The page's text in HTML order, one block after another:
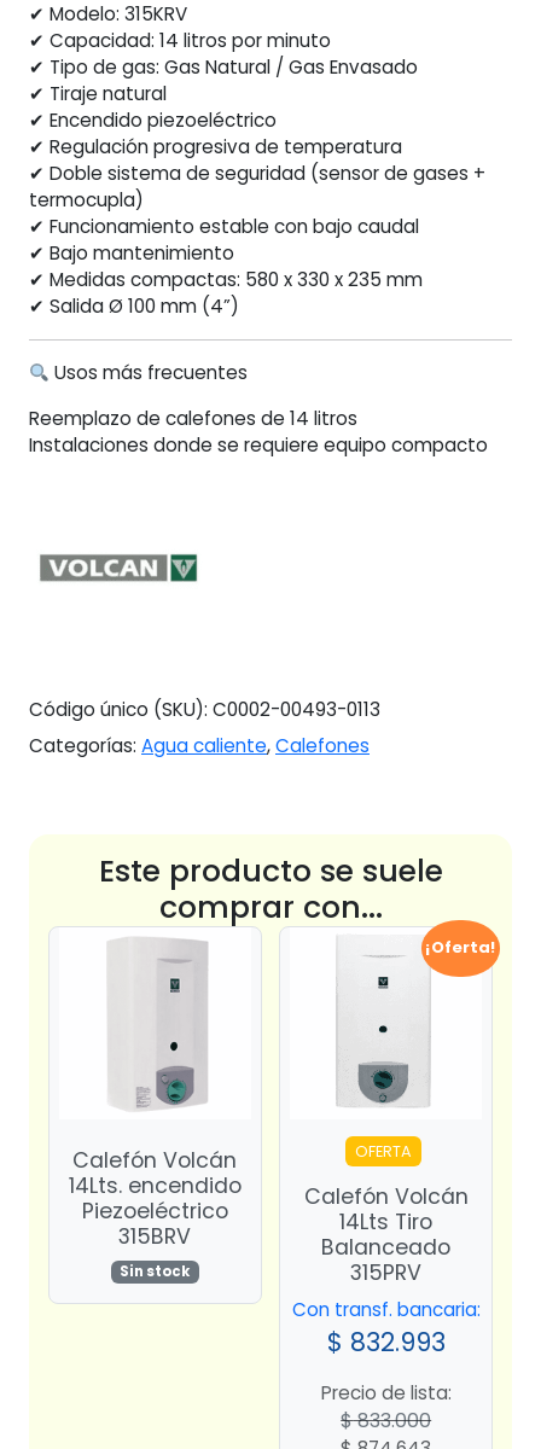
✔ Modelo: 315KRV
✔ Capacidad: 14 litros por minuto
✔ Tipo de gas: Gas Natural / Gas Envasado
✔ Tiraje natural
✔ Encendido piezoeléctrico
✔ Regulación progresiva de temperatura
✔ Doble sistema de seguridad (sensor de gases +
termocupla)
✔ Funcionamiento estable con bajo caudal
✔ Bajo mantenimiento
✔ Medidas compactas: 580 x 330 x 235 mm
✔ Salida Ø 100 mm (4”)
Usos más frecuentes
Reemplazo de calefones de 14 litros
Instalaciones donde se requiere equipo compacto
Código único (SKU): C0002-00493-0113
Categorías: Agua caliente,Calefones
Este producto se suele
comprar con...
Calefón Volcán
14Lts. encendido
Piezoeléctrico
315BRV
Sin stock
¡Oferta!
OFERTA
Calefón Volcán
14Lts Tiro
Balanceado
315PRV
Con transf. bancaria:
$ 832.993
Precio de lista:
$833.000